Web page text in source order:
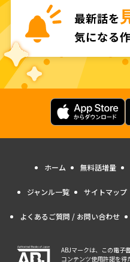
ホーム 無料話増量
ジャンル一覧 サイトマップ
よくあるご質問 / お問い合わせ
ABJマークは、この電子
コンテンツ使用許諾を